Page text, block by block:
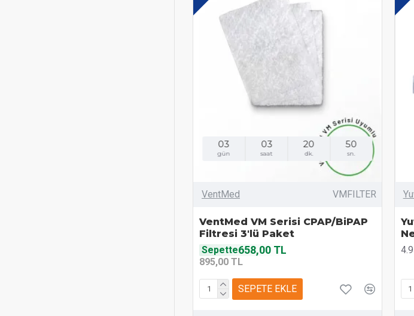
03
gün
03
saat
20
dk.
48
sn.
VentMed VMFILTER
VentMed VM Serisi CPAP/BiPAP
Filtresi 3'lü Paket
Sepette658,00 TL
895,00 TL
SEPETE EKLE